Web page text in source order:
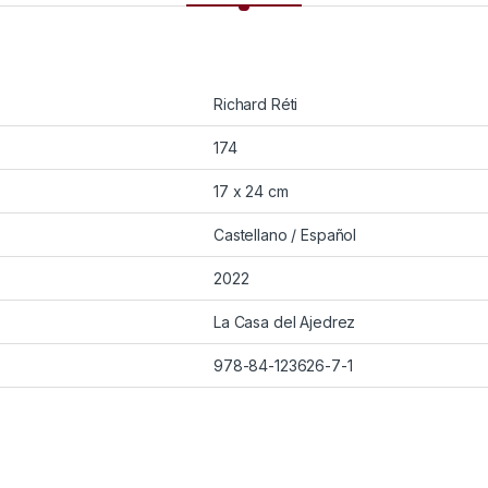
Richard Réti
174
17 x 24 cm
Castellano / Español
2022
La Casa del Ajedrez
978-84-123626-7-1